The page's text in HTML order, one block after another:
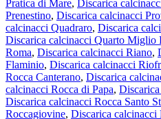
Pratica di Mare, Discarica
Prenestino, Discarica calcinacci
calcinacci Quadraro, Discarica
Discarica calcinacci Quarto Miglio
Roma, Discarica calcinacci Riano,
Flaminio, Discarica calcinacci
Rocca Canterano, Discarica
calcinacci Rocca di Papa,
Discarica calcinacci Rocca Santo
Roccagiovine, Discarica calcinacci